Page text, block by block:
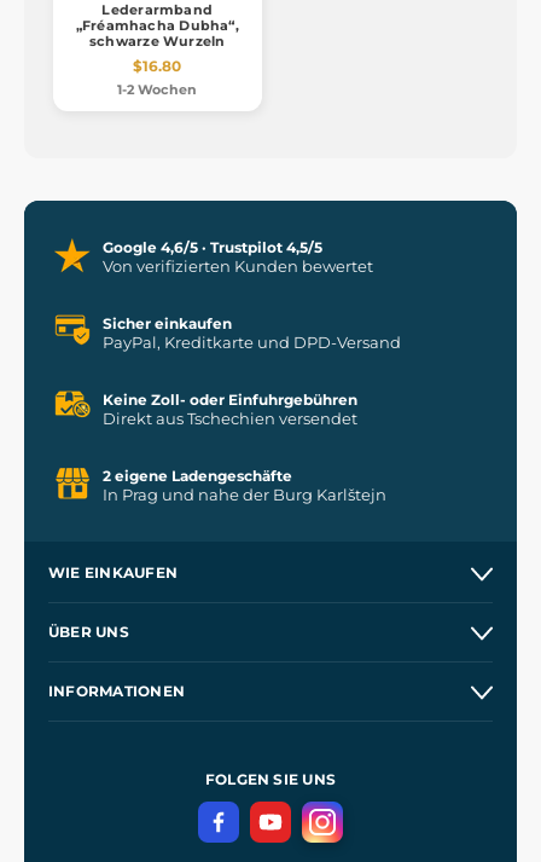
Lederarmband
„Fréamhacha Dubha“,
schwarze Wurzeln
$16.80
1-2 Wochen
Google 4,6/5 · Trustpilot 4,5/5
Von verifizierten Kunden bewertet
Sicher einkaufen
PayPal, Kreditkarte und DPD-Versand
Keine Zoll- oder Einfuhrgebühren
Direkt aus Tschechien versendet
2 eigene Ladengeschäfte
In Prag und nahe der Burg Karlštejn
WIE EINKAUFEN
Kontakt
ÜBER UNS
INFORMATIONEN
DatenschutzerklärungFOLGEN SIE UNS